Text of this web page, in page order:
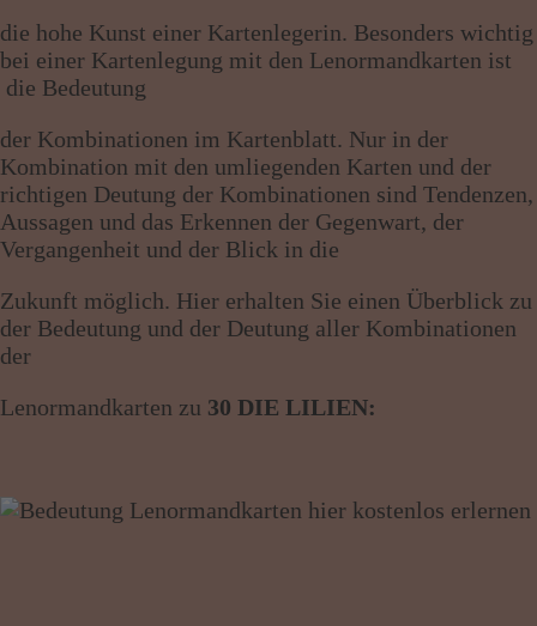
Menü: Kartenlegen kostenlos, Jobs,
Wissen von A - Z
die hohe Kunst einer Kartenlegerin. Besonders wichtig
bei einer Kartenlegung mit den Lenormandkarten ist
die Bedeutung
der Kombinationen im Kartenblatt. Nur in der
Kombination mit den umliegenden Karten und der
richtigen Deutung der Kombinationen sind Tendenzen,
Aussagen und das Erkennen der Gegenwart, der
Vergangenheit und der Blick in die
Zukunft möglich. Hier erhalten Sie einen Überblick zu
der Bedeutung und der Deutung aller Kombinationen
der
Lenormandkarten zu 30 DIE LILIEN: